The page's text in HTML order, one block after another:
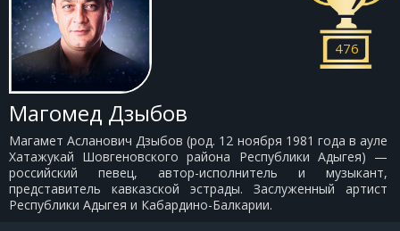
Магомед Дзыбов
Магамет Асланович Дзыбов (род. 12 ноября 1981 года в ауле
Хатажукай Шовгеновского района Республики Адыгея) —
российский певец, автор-исполнитель и музыкант,
представитель кавказской эстрады. Заслуженный артист
Республики Адыгея и Кабардино-Балкарии.
476